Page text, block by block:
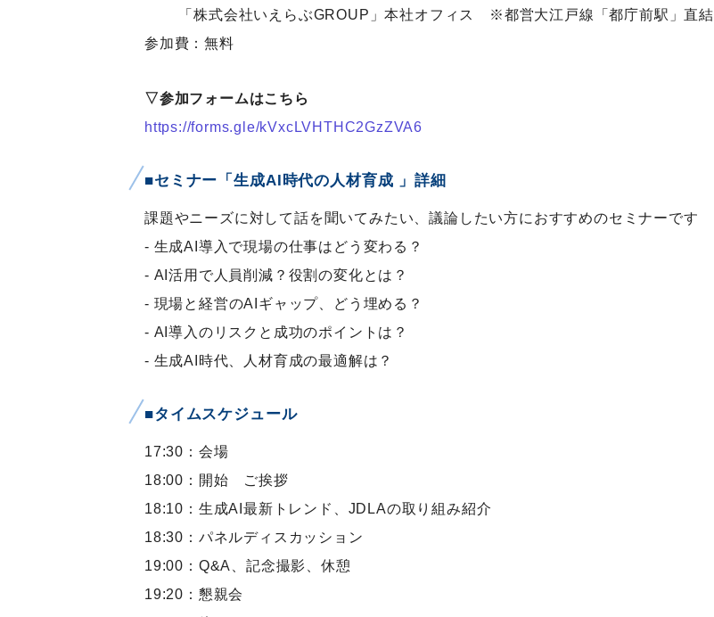
「株式会社いえらぶGROUP」本社オフィス ※都営大江戸線「都庁前駅」直結
参加費：無料
▽参加フォームはこちら
https://forms.gle/kVxcLVHTHC2GzZVA6
■セミナー「生成AI時代の人材育成 」詳細
課題やニーズに対して話を聞いてみたい、議論したい方におすすめのセミナーです
- 生成AI導入で現場の仕事はどう変わる？
- AI活用で人員削減？役割の変化とは？
- 現場と経営のAIギャップ、どう埋める？
- AI導入のリスクと成功のポイントは？
- 生成AI時代、人材育成の最適解は？
■タイムスケジュール
17:30：会場
18:00：開始 ご挨拶
18:10：生成AI最新トレンド、JDLAの取り組み紹介
18:30：パネルディスカッション
19:00：Q&A、記念撮影、休憩
19:20：懇親会